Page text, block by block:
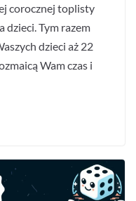
corocznej toplisty
dzieci. Tym razem
dzieci aż 22
Wam czas i